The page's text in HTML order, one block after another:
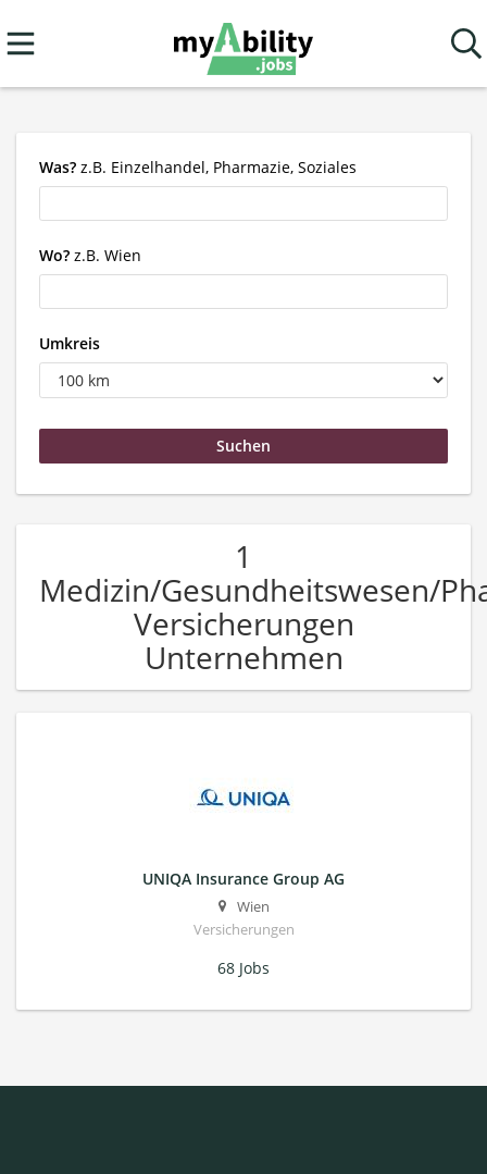
Was? z.B. Einzelhandel, Pharmazie, Soziales
Wo? z.B. Wien
Umkreis
1
Medizin/Gesundheitswesen/
Versicherungen
Unternehmen
UNIQA Insurance Group AG
Wien
Versicherungen
68 Jobs